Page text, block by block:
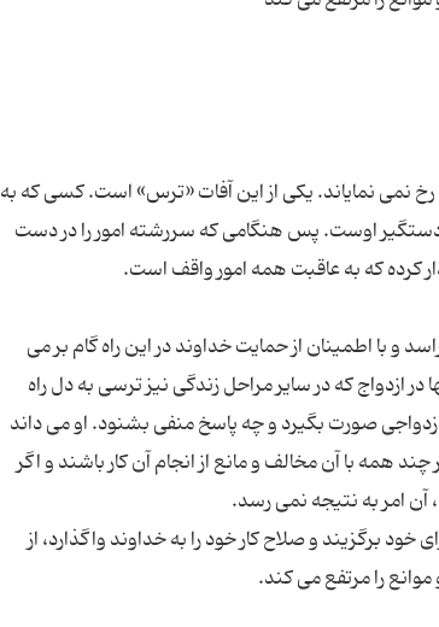
نمی نمایاند. یکی از این آفات «ترس» است. کسی که به
دستگیر اوست. پس هنگامی که سررشته امور را در دست
و با اطمینان از حمایت خداوند در این راه گام بر می
ازدواج که در سایر مراحل زندگی نیز ترسی به دل راه
صورت بگیرد و چه پاسخ منفی بشنود. او می داند
همه با آن مخالف و مانع از انجام آن کار باشند و اگر
برگزیند و صلاح کار خود را به خداوند واگذارد، از